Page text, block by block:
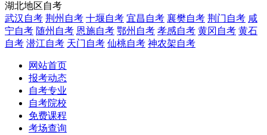
湖北地区自考
武汉自考 荆州自考 十堰自考 宜昌自考 襄樊自考 荆门自考 咸
宁自考 随州自考 恩施自考 鄂州自考 孝感自考 黄冈自考 黄石
自考 潜江自考 天门自考 仙桃自考 神农架自考
网站首页
报考动态
自考专业
自考院校
免费课程
考场查询